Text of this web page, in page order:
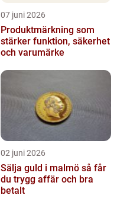
07 juni 2026
Produktmärkning som
stärker funktion, säkerhet
och varumärke
02 juni 2026
Sälja guld i malmö så får
du trygg affär och bra
betalt